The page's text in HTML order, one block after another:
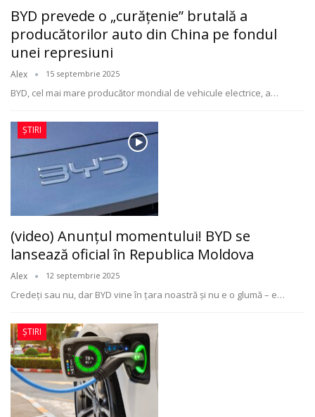
BYD prevede o „curățenie” brutală a
producătorilor auto din China pe fondul
unei represiuni
Alex 15 septembrie 2025
BYD, cel mai mare producător mondial de vehicule electrice, a…
ȘTIRI
(video) Anunțul momentului! BYD se
lansează oficial în Republica Moldova
Alex 12 septembrie 2025
Credeți sau nu, dar BYD vine în țara noastră și nu e o glumă – e…
ȘTIRI